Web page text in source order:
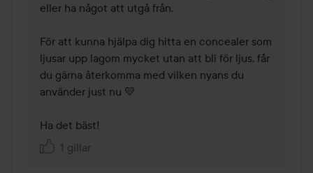
eller ha något att utgå från.
För att kunna hjälpa dig hitta en concealer som
ljusar upp lagom mycket utan att bli för ljus, får
du gärna återkomma med vilken nyans du
använder just nu 💛
Ha det bäst!
1 gillar